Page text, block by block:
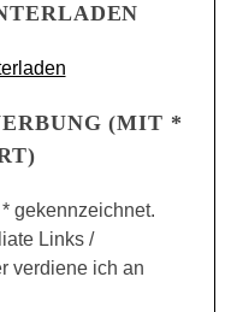
(MIT *
gekennzeichnet.
Links /
verdiene ich an